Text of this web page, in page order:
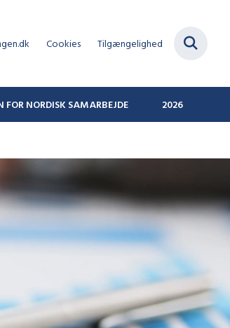
Cookies Tilgængelighed
FOR NORDISK SAMARBEJDE 2026